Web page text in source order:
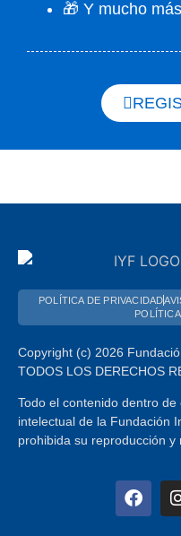
🎁 Y mucho
POLÍTICA DE PRIVACIDAD
Copyright (c) 2026
TODOS LOS DERECHOS
Todo el contenido dentro
intelectual de la Fundación
prohibida su reproducción y